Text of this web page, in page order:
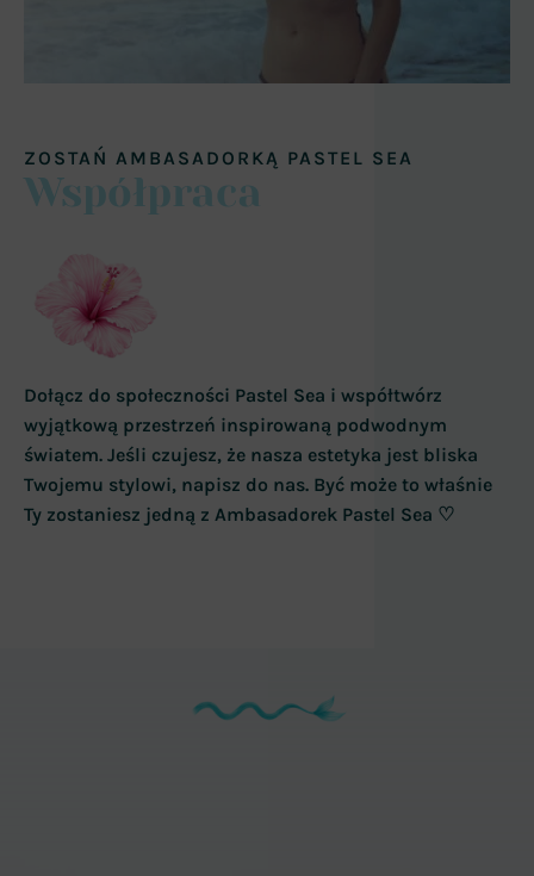
ZOSTAŃ AMBASADORKĄ PASTEL SEA
Współpraca
Dołącz do społeczności Pastel Sea i współtwórz
wyjątkową przestrzeń inspirowaną podwodnym
światem. Jeśli czujesz, że nasza estetyka jest bliska
Twojemu stylowi, napisz do nas. Być może to właśnie
Ty zostaniesz jedną z Ambasadorek Pastel Sea ♡